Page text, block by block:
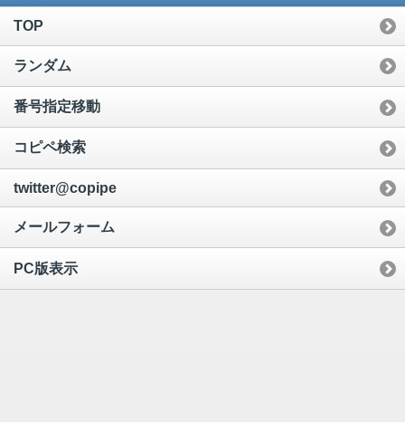
TOP
ランダム
番号指定移動
コピペ検索
twitter@copipe
メールフォーム
PC版表示